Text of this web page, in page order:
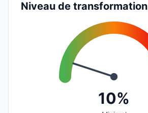
Niveau de transformation
10%